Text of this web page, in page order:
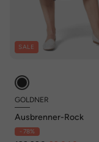
SALE
GOLDNER
Ausbrenner-Rock
- 78%